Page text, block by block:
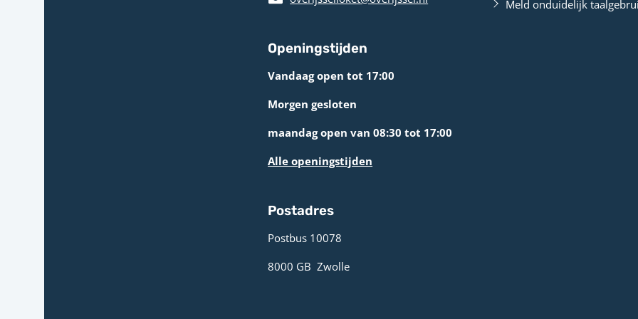
Openingstijden
Vandaag open tot 17:00
Morgen gesloten
maandag open van 08:30 tot 17:00
Alle openingstijden
Postadres
Postbus 10078 ­
8000 GB ­ Zwolle
Meld onduidelijk